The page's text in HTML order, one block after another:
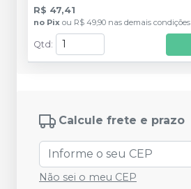
R$ 47,41
no Pix ou R$ 49,90 nas demais condições
Qtd :
Calcule frete e prazo
Não sei o meu CEP